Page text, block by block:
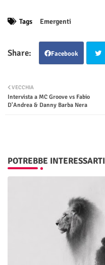
Tags Emergenti
Facebook
VECCHIA
Intervista a MC Groove vs Fabio
D'Andrea & Danny Barba Nera
POTREBBE INTERESSARTI